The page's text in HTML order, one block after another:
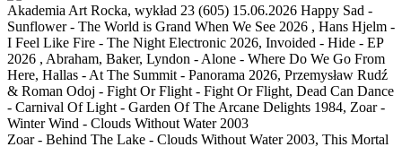
Akademia Art Rocka, wykład 23 (605) 15.06.2026 Happy Sad -
Sunflower - The World is Grand When We See 2026 , Hans Hjelm -
I Feel Like Fire - The Night Electronic 2026, Invoided - Hide - EP
2026 , Abraham, Baker, Lyndon - Alone - Where Do We Go From
Here, Hallas - At The Summit - Panorama 2026, Przemysław Rudź
& Roman Odoj - Fight Or Flight - Fight Or Flight, Dead Can Dance
- Carnival Of Light - Garden Of The Arcane Delights 1984, Zoar -
Winter Wind - Clouds Without Water 2003
Zoar - Behind The Lake - Clouds Without Water 2003, This Mortal